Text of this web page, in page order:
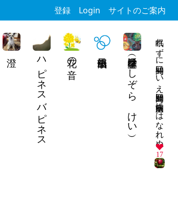
登録 Login サイトのご案内
眠れずに二時間いいえ三時間白い病室繭にはなれぬ
17
星空馨（ほしぞら けい）
花の音
ハピネスバピネス